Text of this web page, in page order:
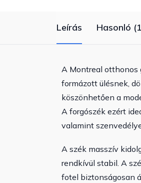
Leírás Hasonló
A Montreal otthonos
formázott ülésnek,
köszönhetően a
A forgószék ezért
valamint
A szék masszív
rendkívül stabil. A
fotel biztonságosan